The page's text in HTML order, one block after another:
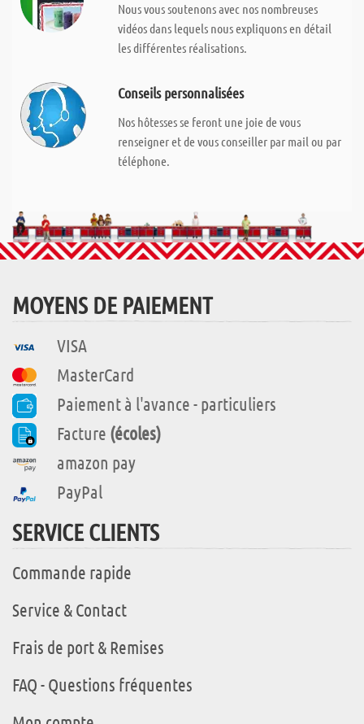
Nous vous soutenons avec nos nombreuses
vidéos dans lequels nous expliquons en détail
les différentes réalisations.
Conseils personnalisées
Nos hôtesses se feront une joie de vous
renseigner et de vous conseiller par mail ou par
téléphone.
MOYENS DE PAIEMENT
VISA
MasterCard
Paiement à l'avance - particuliers
Facture (écoles)
amazon pay
PayPal
SERVICE CLIENTS
Commande rapide
Service & Contact
Frais de port & Remises
FAQ - Questions fréquentes